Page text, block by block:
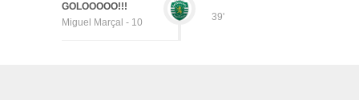
39'
GOLOOOOO!!!
Miguel Marçal - 10